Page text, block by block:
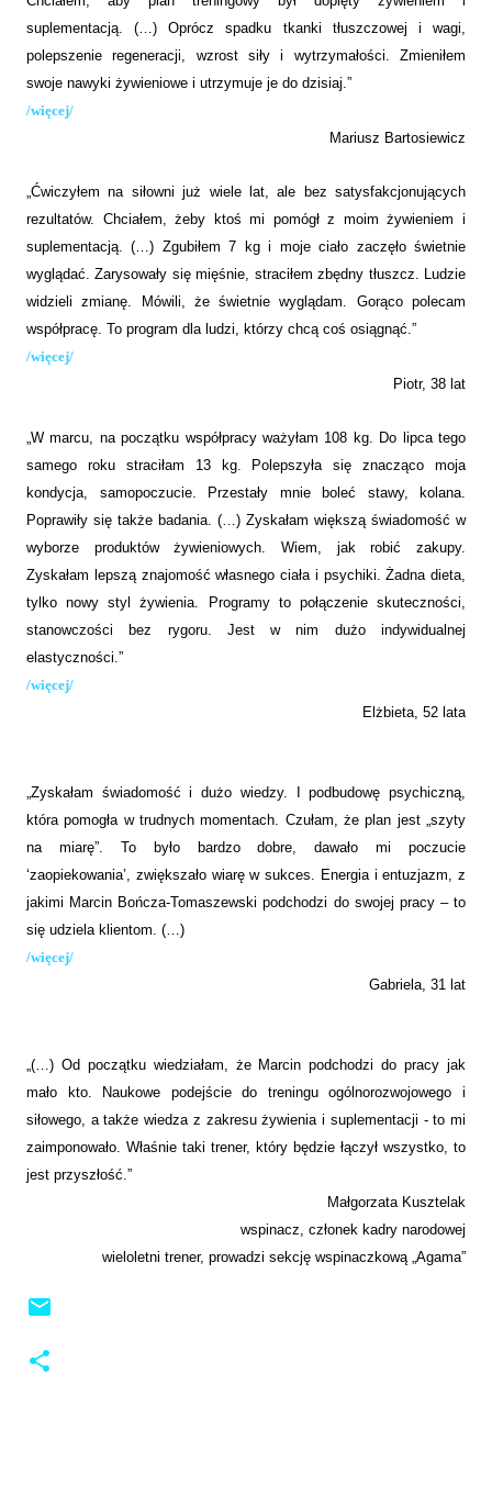
suplementacją. (…) Oprócz spadku tkanki tłuszczowej i wagi,
polepszenie regeneracji, wzrost siły i wytrzymałości. Zmieniłem
swoje nawyki żywieniowe i utrzymuje je do dzisiaj.”
/więcej/
Mariusz Bartosiewicz
„Ćwiczyłem na siłowni już wiele lat, ale bez satysfakcjonujących
rezultatów. Chciałem, żeby ktoś mi pomógł z moim żywieniem i
suplementacją. (…) Zgubiłem 7 kg i moje ciało zaczęło świetnie
wyglądać. Zarysowały się mięśnie, straciłem zbędny tłuszcz. Ludzie
widzieli zmianę. Mówili, że świetnie wyglądam. Gorąco polecam
współpracę. To program dla ludzi, którzy chcą coś osiągnąć.”
/więcej/
Piotr, 38 lat
„W marcu, na początku współpracy ważyłam 108 kg. Do lipca tego
samego roku straciłam 13 kg. Polepszyła się znacząco moja
kondycja, samopoczucie. Przestały mnie boleć stawy, kolana.
Poprawiły się także badania. (…) Zyskałam większą świadomość w
wyborze produktów żywieniowych. Wiem, jak robić zakupy.
Zyskałam lepszą znajomość własnego ciała i psychiki. Żadna dieta,
tylko nowy styl żywienia. Programy to połączenie skuteczności,
stanowczości bez rygoru. Jest w nim dużo indywidualnej
elastyczności.”
/więcej/
Elżbieta, 52 lata
„Zyskałam świadomość i dużo wiedzy. I podbudowę psychiczną,
która pomogła w trudnych momentach. Czułam, że plan jest „szyty
na miarę”. To było bardzo dobre, dawało mi poczucie
‘zaopiekowania’, zwiększało wiarę w sukces. Energia i entuzjazm, z
jakimi Marcin Bończa-Tomaszewski podchodzi do swojej pracy – to
się udziela klientom. (…)
/więcej/
Gabriela, 31 lat
„(…) Od początku wiedziałam, że Marcin podchodzi do pracy jak
mało kto. Naukowe podejście do treningu ogólnorozwojowego i
siłowego, a także wiedza z zakresu żywienia i suplementacji - to mi
zaimponowało. Właśnie taki trener, który będzie łączył wszystko, to
jest przyszłość.”
Małgorzata Kusztelak
wspinacz, członek kadry narodowej
wieloletni trener, prowadzi sekcję wspinaczkową „Agama”